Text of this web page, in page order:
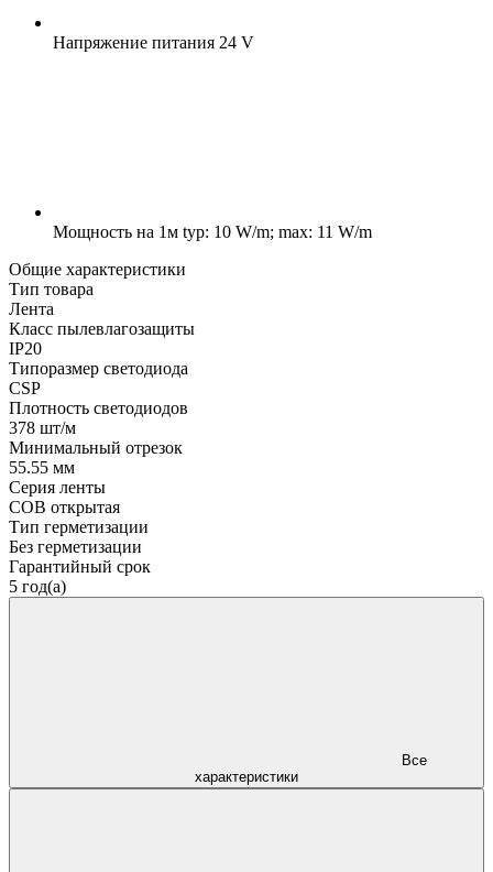
Напряжение питания 24 V
Мощность на 1м typ: 10 W/m; max: 11 W/m
Общие характеристики
Тип товара
Лента
Класс пылевлагозащиты
IP20
Типоразмер светодиода
CSP
Плотность светодиодов
378 шт/м
Минимальный отрезок
55.55 мм
Серия ленты
COB открытая
Тип герметизации
Без герметизации
Гарантийный срок
5 год(а)
характеристики